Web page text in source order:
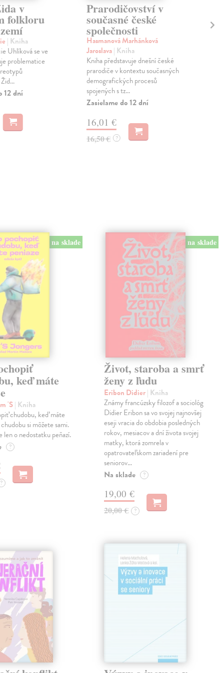
v
folkloru
| Kniha
Uhlíková se ve
problematice
12 dní
Prarodičovství v
současné české
společnosti
Hasmanová Marhánková
Jaroslava| Kniha
Kniha představuje dnešní české
prarodiče v kontextu současných
demografických procesů
spojených s tz...
Zasielame do 12 dní
16,01 €
16,50 € ?
na sklade
keď máte
'S| Kniha
chudobu, keď máte
si môžete sami.
len o nedostatku peňazí.
?
?
na sklade
Život, staroba a smrť
ženy z ľudu
Eribon Didier| Kniha
Známy francúzsky filozof a sociológ
Didier Eribon sa vo svojej najnovšej
eseji vracia do obdobia posledných
rokov, mesiacov a dní života svojej
matky, ktorá zomrela v
opatrovateľskom zariadení pre
seniorov…
Na sklade ?
19,00 €
20,00 € ?